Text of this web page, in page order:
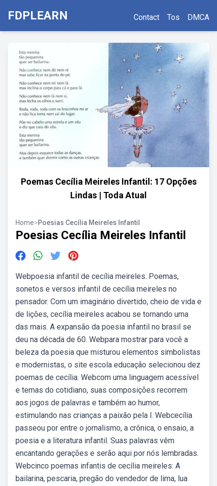
FDPLEARN Contact Tos DMCA
Poemas Cecília Meireles Infantil: 17 Opções
Lindas | Toda Atual
Home>Poesias Cecília Meireles Infantil
Poesias Cecília Meireles Infantil
Webpoesia infantil de cecília meireles. Poemas,
sonetos e versos infantil de cecília meireles no
pensador. Com um imaginário divertido, cheio de vida e
de lições, cecília meireles acabou se tornando uma
das mais. A expansão da poesia infantil no brasil se
deu na década de 60. Webpara mostrar para você a
beleza da poesia que misturou elementos simbolistas
e modernistas, o site escola educação selecionou dez
poemas de cecília. Webcom uma linguagem acessível
e temas do cotidiano, suas composições recorrem
aos jogos de palavras e também ao humor,
estimulando nas crianças a paixão pela l. Webcecília
passeou por entre o jornalismo, a crônica, o ensaio, a
poesia e a literatura infantil. Suas palavras vêm
encantando gerações e serão aqui por nós lembradas.
Webcinco poemas infantis de cecília meireles: A
bailarina, pescaria, pregão do vendedor de lima, lua